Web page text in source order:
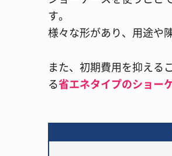
す。
様々な形があり、用途や
また、初期費用を抑える
る省エネタイプのショー